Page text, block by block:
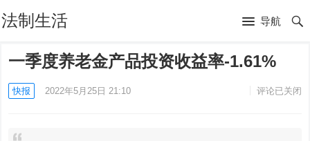
法制生活 导航
一季度养老金产品投资收益率-1.61%
快报 2022年5月25日 21:10 评论已关闭